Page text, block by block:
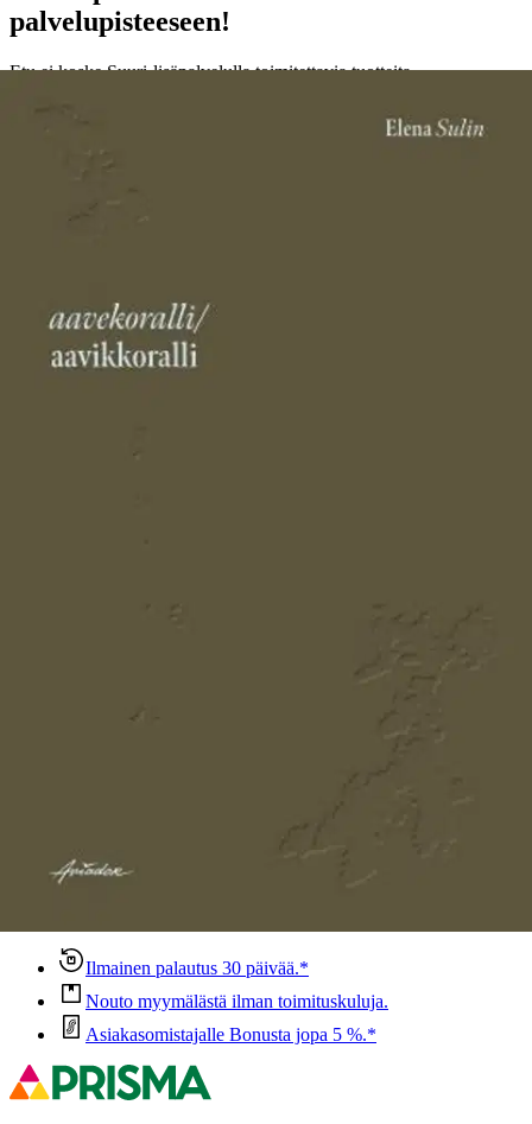
palvelupisteeseen!
Etu ei koske Suuri‑lisäpalvelulla toimitettavia tuotteita.
Tuotekuvaus
Oletko tyytyväinen tuotetietoihin?
Ovatko tuotetiedot riittävät? Jos tuotetiedoissa on puutteita tai niitä
voisi muuten parantaa, anna palautetta.
Ilmainen palautus 30 päivää.*
Nouto myymälästä ilman toimituskuluja.
Asiakasomistajalle Bonusta jopa 5 %.*